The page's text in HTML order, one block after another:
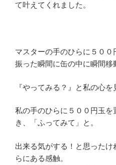
て叶えてくれました。
マスターの手のひらに５００
振った瞬間に缶の中に瞬間移
『やってみる？』と私の心を
私の手のひらに５００円玉を
き、「ふってみて」と。
出来る気がする！と思った
らにある感触。